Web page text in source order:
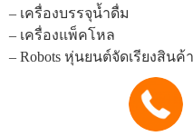
– เครื่องบรรจุน้ำดื่ม
– เครื่องแพ็คโหล
– Robots หุ่นยนต์จัดเรียงสินค้า